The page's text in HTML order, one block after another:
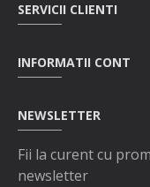
SERVICII CLIENTI
INFORMATII CONT
NEWSLETTER
Fii la curent cu
newsletter